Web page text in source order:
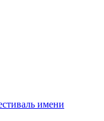
имени